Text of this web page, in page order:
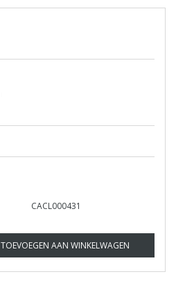
CACL000431
TOEVOEGEN AAN WINKELWAGEN